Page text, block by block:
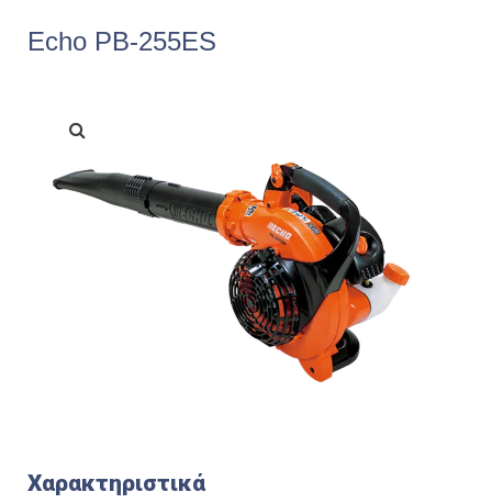
Echo PB-255ES
Χαρακτηριστικά